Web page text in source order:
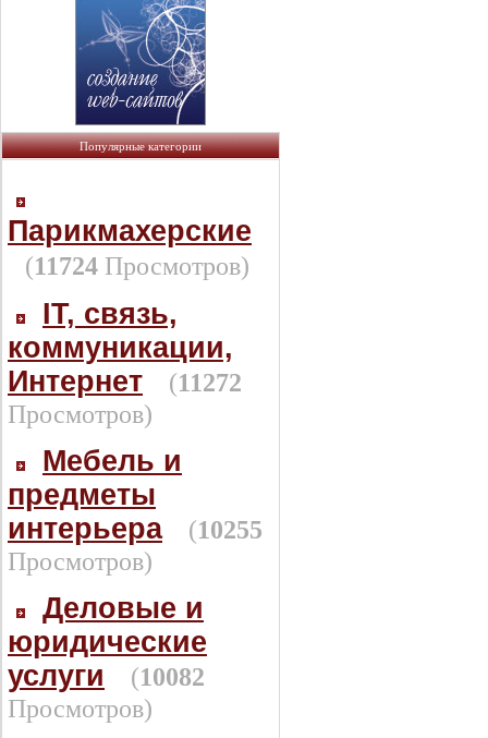
Популярные категории
Парикмахерские
(11724 Просмотров)
IT, связь,
коммуникации,
Интернет
(11272
Просмотров)
Мебель и
предметы
интерьера
(10255
Просмотров)
Деловые и
юридические
услуги
(10082
Просмотров)